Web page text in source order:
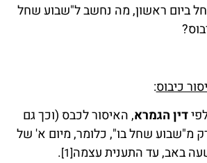
ביום ראשון, מה נחשב ל"שבוע שחל
כיבוס:
דין הגמרא, האיסור לכבס (וכך גם
מ"שבוע שחל בו", כלומר, מיום א' של
באב, עד התענית עצמה[1]
.